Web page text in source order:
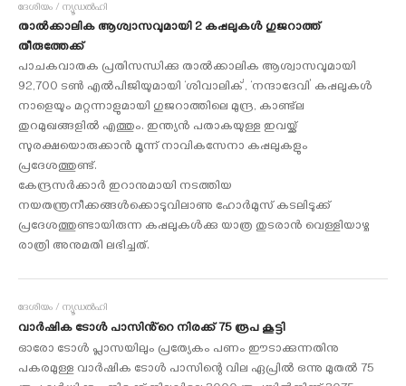
ദേശീയം / ന്യൂഡൽഹി
താൽക്കാലിക ആശ്വാസവുമായി 2 കപ്പലുകൾ ഗുജറാത്ത്
തീരുത്തേക്ക്
പാചകവാതക പ്രതിസന്ധിക്കു താൽക്കാലിക ആശ്വാസവുമായി
92,700 ടൺ എൽപിജിയുമായി ‘ശിവാലിക്’, ‘നന്ദാദേവി’ കപ്പലുകൾ
നാളെയും മറ്റന്നാളുമായി ഗുജറാത്തിലെ മുന്ദ്ര, കാണ്ട്‌ല
തുറമുഖങ്ങളിൽ എത്തും. ഇന്ത്യൻ പതാകയുള്ള ഇവയ്ക്ക്
സുരക്ഷയൊരുക്കാൻ മൂന്ന് നാവികസേനാ കപ്പലുകളും
പ്രദേശത്തുണ്ട്.
കേന്ദ്രസർക്കാർ ഇറാനുമായി നടത്തിയ
നയതന്ത്രനീക്കങ്ങൾക്കൊടുവിലാണു ഹോർമുസ് കടലിടുക്ക്
പ്രദേശത്തുണ്ടായിരുന്ന കപ്പലുകൾക്കു യാത്ര തുടരാൻ വെള്ളിയാഴ്ച
രാത്രി അനുമതി ലഭിച്ചത്.
ദേശീയം / ന്യൂഡൽഹി
വാർഷിക ടോൾ പാസിൻ്റെ നിരക്ക് 75 രൂപ കൂട്ടി
ഓരോ ടോൾ പ്ലാസയിലും പ്രത്യേകം പണം ഈടാക്കുന്നതിനു
പകരമുള്ള വാർഷിക ടോൾ പാസിന്റെ വില ഏപ്രിൽ ഒന്നു മുതൽ 75